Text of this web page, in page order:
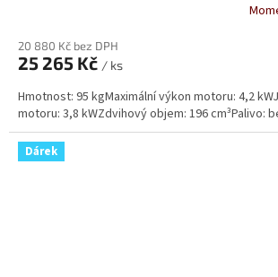
20 880 Kč bez DPH
25 265 Kč / ks
Hmotnost: 95 kgMaximální výkon motoru: 4,2
motoru: 3,8 kWZdvihový objem: 196 cm³Palivo:
Dárek